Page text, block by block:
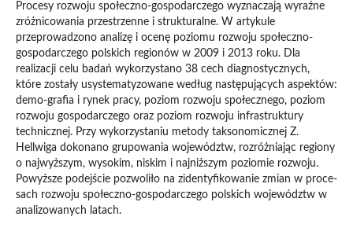
Procesy rozwoju społeczno-gospodarczego wyznaczają wyraźne
zróżnicowania przestrzenne i strukturalne. W artykule
przeprowadzono analizę i ocenę poziomu rozwoju społeczno-
gospodarczego polskich regionów w 2009 i 2013 roku. Dla
realizacji celu badań wykorzystano 38 cech diagnostycznych,
które zostały usystematyzowane według następujących aspektów:
demo-grafia i rynek pracy, poziom rozwoju społecznego, poziom
rozwoju gospodarczego oraz poziom rozwoju infrastruktury
technicznej. Przy wykorzystaniu metody taksonomicznej Z.
Hellwiga dokonano grupowania województw, rozróżniając regiony
o najwyższym, wysokim, niskim i najniższym poziomie rozwoju.
Powyższe podejście pozwoliło na zidentyfikowanie zmian w proce-
sach rozwoju społeczno-gospodarczego polskich województw w
analizowanych latach.